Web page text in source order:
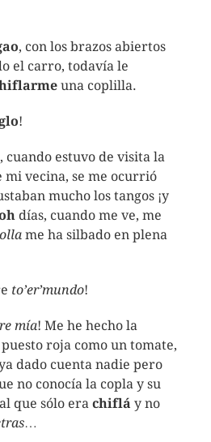
, con los brazos abiertos
el carro, todavía le
una coplilla.
!
cuando estuvo de visita la
vecina, se me ocurrió
mucho los tangos ¡y
días, cuando me ve, me
me ha silbado en plena
to’er’mundo!
mía! Me he hecho la
roja como un tomate,
dado cuenta nadie pero
no conocía la copla y su
que sólo era chiflá y no
…